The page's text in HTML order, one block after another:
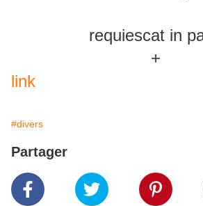
requiescat in
+
link
#divers
Partager